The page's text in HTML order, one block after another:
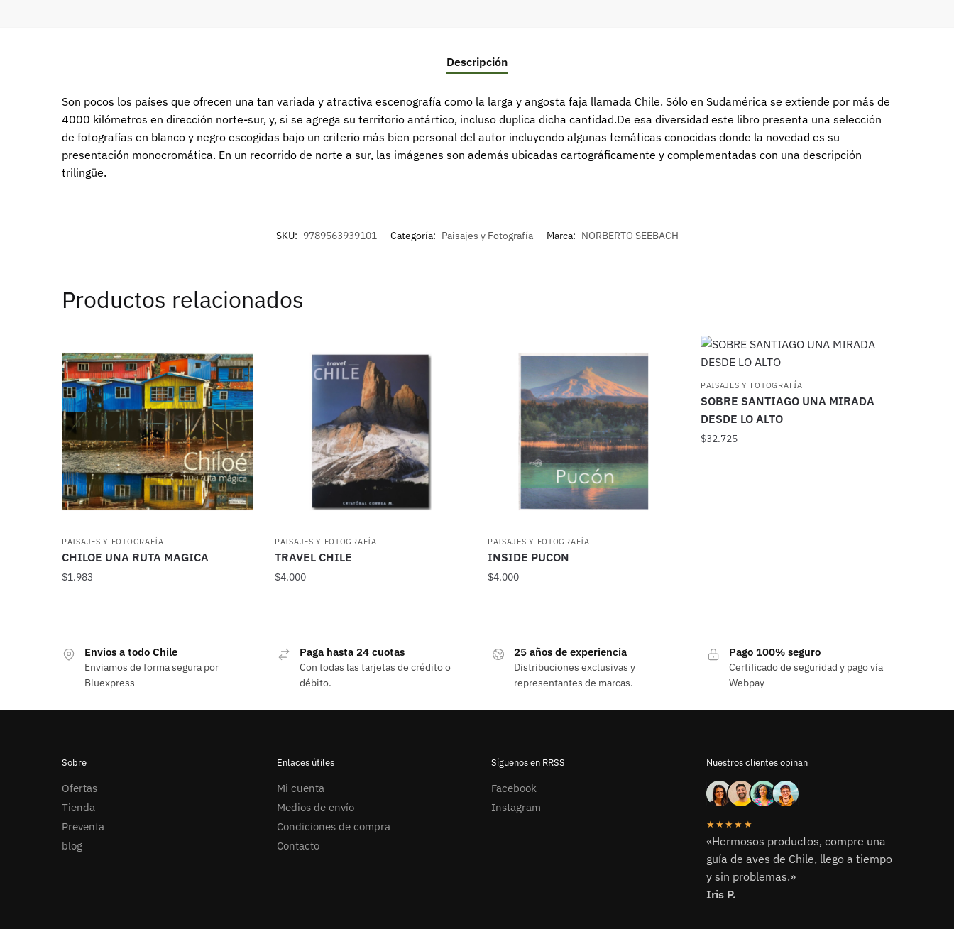
Descripción
Son pocos los países que ofrecen una tan variada y atractiva escenografía como la larga y angosta faja llamada Chile. Sólo en Sudamérica se extiende por más de
4000 kilómetros en dirección norte-sur, y, si se agrega su territorio antártico, incluso duplica dicha cantidad.De esa diversidad este libro presenta una selección
de fotografías en blanco y negro escogidas bajo un criterio más bien personal del autor incluyendo algunas temáticas conocidas donde la novedad es su
presentación monocromática. En un recorrido de norte a sur, las imágenes son además ubicadas cartográficamente y complementadas con una descripción
trilingüe.
SKU: 9789563939101 Categoría: Paisajes y Fotografía Marca: NORBERTO SEEBACH
Productos relacionados
PAISAJES Y FOTOGRAFÍA
CHILOE UNA RUTA MAGICA
$1.983
PAISAJES Y FOTOGRAFÍA
TRAVEL CHILE
$4.000
PAISAJES Y FOTOGRAFÍA
INSIDE PUCON
$4.000
PAISAJES Y FOTOGRAFÍA
SOBRE SANTIAGO UNA MIRADA
DESDE LO ALTO
$32.725
Envios a todo Chile
Enviamos de forma segura por
Bluexpress
Paga hasta 24 cuotas
Con todas las tarjetas de crédito o
débito.
25 años de experiencia
Distribuciones exclusivas y
representantes de marcas.
Pago 100% seguro
Certificado de seguridad y pago vía
Webpay
Sobre
Ofertas
Tienda
Preventa
blog
Enlaces útiles
Mi cuenta
Medios de envío
Condiciones de compra
Contacto
Síguenos en RRSS
Facebook
Instagram
Nuestros clientes opinan
★★★★★
«Hermosos productos, compre una
guía de aves de Chile, llego a tiempo
y sin problemas.»
Iris P.